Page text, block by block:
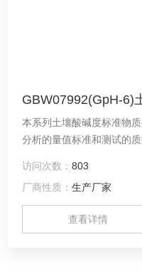
GBW07992(GpH-6)
本系列土壤酸碱度标准物
分析的量值标准和测试的
访问次数：803
厂商性质：生产厂家
查看详情